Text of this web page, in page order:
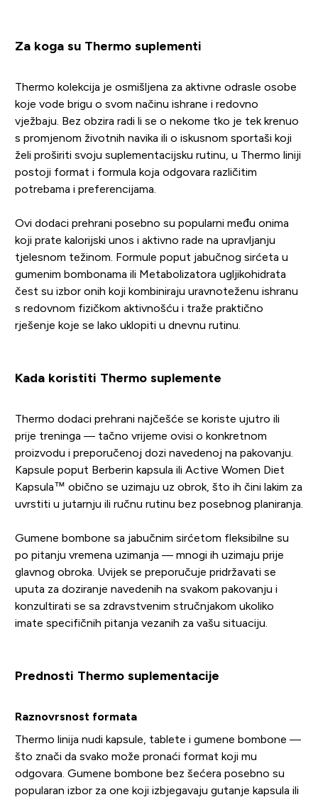
Za koga su Thermo suplementi
Thermo kolekcija je osmišljena za aktivne odrasle osobe
koje vode brigu o svom načinu ishrane i redovno
vježbaju. Bez obzira radi li se o nekome tko je tek krenuo
s promjenom životnih navika ili o iskusnom sportaši koji
želi proširiti svoju suplementacijsku rutinu, u Thermo liniji
postoji format i formula koja odgovara različitim
potrebama i preferencijama.
Ovi dodaci prehrani posebno su popularni među onima
koji prate kalorijski unos i aktivno rade na upravljanju
tjelesnom težinom. Formule poput jabučnog sirćeta u
gumenim bombonama ili Metabolizatora ugljikohidrata
čest su izbor onih koji kombiniraju uravnoteženu ishranu
s redovnom fizičkom aktivnošću i traže praktično
rješenje koje se lako uklopiti u dnevnu rutinu.
Kada koristiti Thermo suplemente
Thermo dodaci prehrani najčešće se koriste ujutro ili
prije treninga — tačno vrijeme ovisi o konkretnom
proizvodu i preporučenoj dozi navedenoj na pakovanju.
Kapsule poput Berberin kapsula ili Active Women Diet
Kapsula™ obično se uzimaju uz obrok, što ih čini lakim za
uvrstiti u jutarnju ili ručnu rutinu bez posebnog planiranja.
Gumene bombone sa jabučnim sirćetom fleksibilne su
po pitanju vremena uzimanja — mnogi ih uzimaju prije
glavnog obroka. Uvijek se preporučuje pridržavati se
uputa za doziranje navedenih na svakom pakovanju i
konzultirati se sa zdravstvenim stručnjakom ukoliko
imate specifičnih pitanja vezanih za vašu situaciju.
Prednosti Thermo suplementacije
Raznovrsnost formata
Thermo linija nudi kapsule, tablete i gumene bombone —
što znači da svako može pronaći format koji mu
odgovara. Gumene bombone bez šećera posebno su
popularan izbor za one koji izbjegavaju gutanje kapsula ili